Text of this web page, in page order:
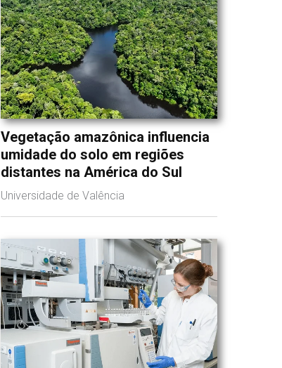
Vegetação amazônica influencia
umidade do solo em regiões
distantes na América do Sul
Universidade de Valência